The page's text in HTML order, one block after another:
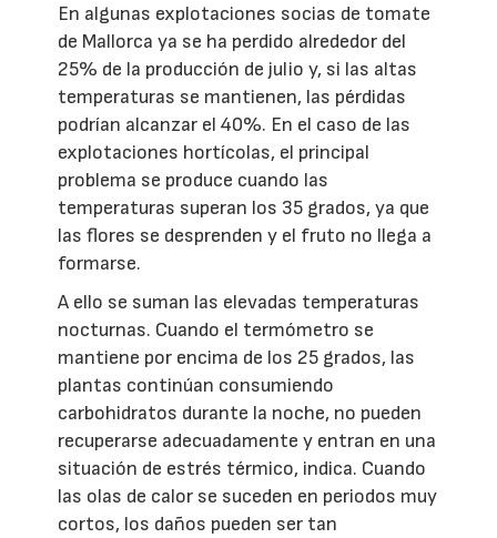
En algunas explotaciones socias de tomate
de Mallorca ya se ha perdido alrededor del
25% de la producción de julio y, si las altas
temperaturas se mantienen, las pérdidas
podrían alcanzar el 40%. En el caso de las
explotaciones hortícolas, el principal
problema se produce cuando las
temperaturas superan los 35 grados, ya que
las flores se desprenden y el fruto no llega a
formarse.
A ello se suman las elevadas temperaturas
nocturnas. Cuando el termómetro se
mantiene por encima de los 25 grados, las
plantas continúan consumiendo
carbohidratos durante la noche, no pueden
recuperarse adecuadamente y entran en una
situación de estrés térmico, indica. Cuando
las olas de calor se suceden en periodos muy
cortos, los daños pueden ser tan